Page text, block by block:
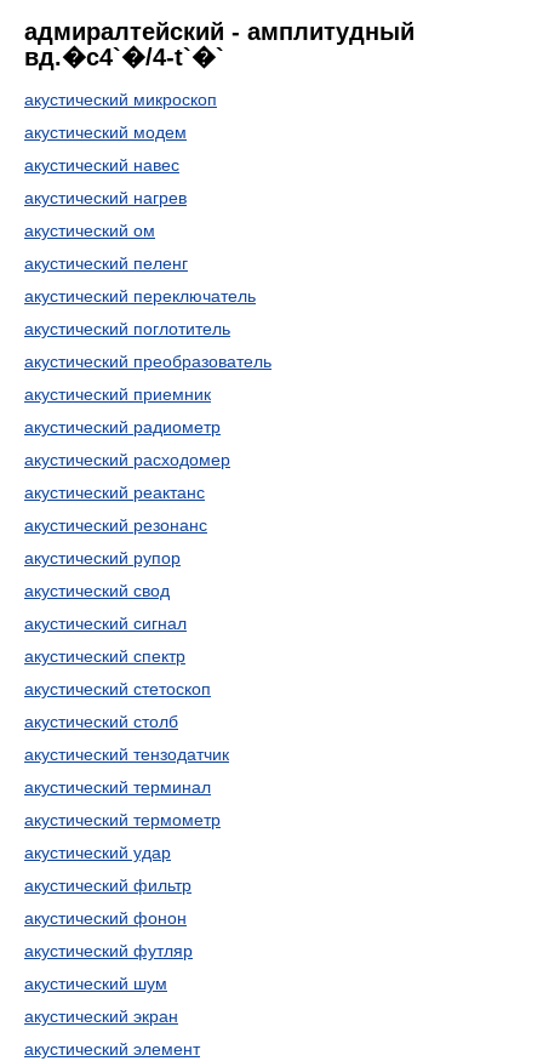
адмиралтейский - амплитудный
вд.�c4`�/4-t`�`
акустический микроскоп
акустический модем
акустический навес
акустический нагрев
акустический ом
акустический пеленг
акустический переключатель
акустический поглотитель
акустический преобразователь
акустический приемник
акустический радиометр
акустический расходомер
акустический реактанс
акустический резонанс
акустический рупор
акустический свод
акустический сигнал
акустический спектр
акустический стетоскоп
акустический столб
акустический тензодатчик
акустический терминал
акустический термометр
акустический удар
акустический фильтр
акустический фонон
акустический футляр
акустический шум
акустический экран
акустический элемент